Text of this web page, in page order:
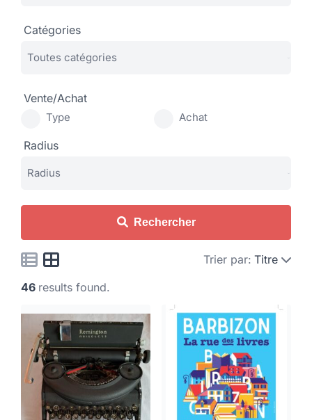
Catégories
Vente/Achat
Type Achat
Radius
Rechercher
Trier par: Titre
46 results found.